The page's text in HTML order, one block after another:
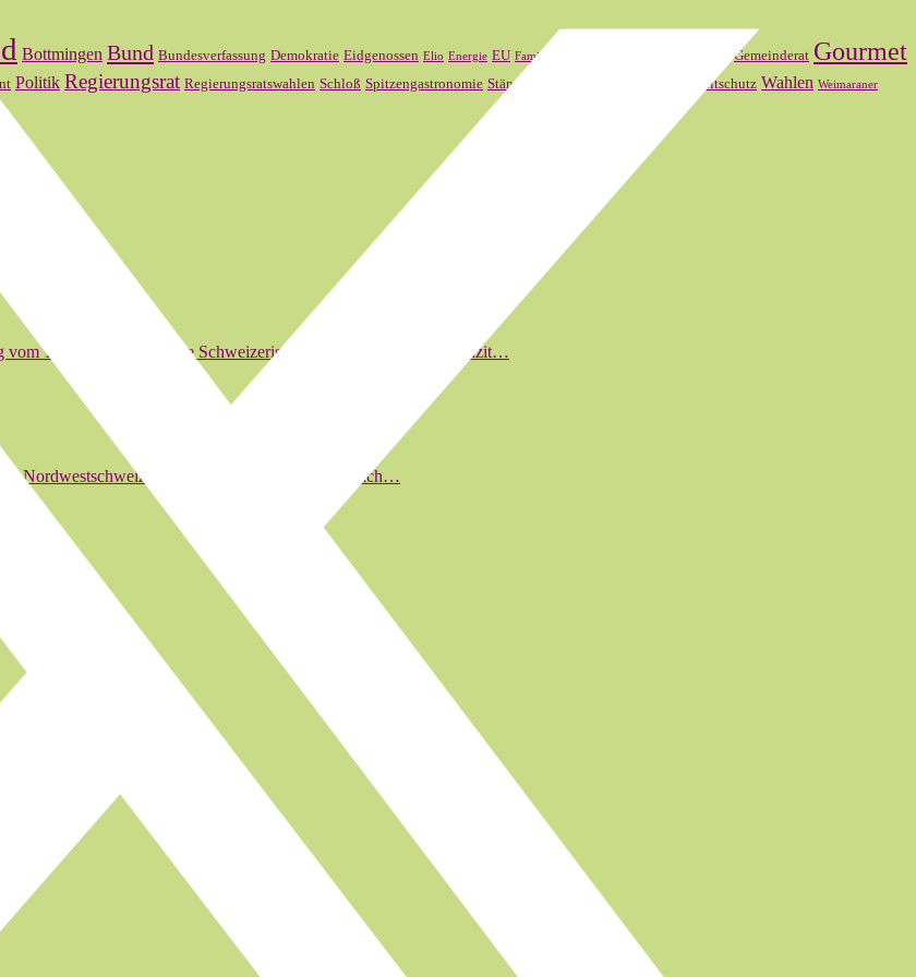
Bottmingen Bund Bundesverfassung Demokratie Eidgenossen Elio Energie EU Familienmitglied Gemeinderat Gourmet
Politik Regierungsrat Regierungsratswahlen Schloß Spitzengastronomie Ständerat Umweltschutz Wahlen Weimaraner
vom 18. April 1999 hat die Schweizerische Eidgenossenschaft explizit…
Nordwestschweiz. Das gedruckte Produkte habe ich…